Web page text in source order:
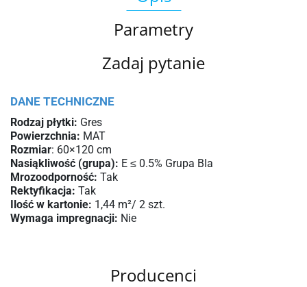
Parametry
Zadaj pytanie
DANE TECHNICZNE
Rodzaj płytki: Gres
Powierzchnia: MAT
Rozmiar: 60×120 cm
Nasiąkliwość (grupa): E ≤ 0.5% Grupa BIa
Mrozoodporność: Tak
Rektyfikacja: Tak
Ilość w kartonie: 1,44 m²/ 2 szt.
Wymaga impregnacji: Nie
Producenci